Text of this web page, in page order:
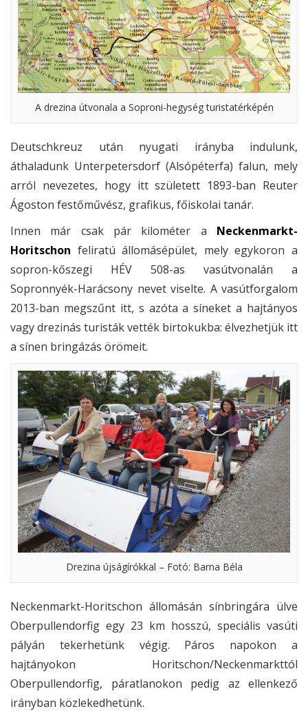
A drezina útvonala a Soproni-hegység turistatérképén
Deutschkreuz után nyugati irányba indulunk,
áthaladunk Unterpetersdorf (Alsópéterfa) falun, mely
arról nevezetes, hogy itt született 1893-ban Reuter
Ágoston festőművész, grafikus, főiskolai tanár.
Innen már csak pár kilométer a Neckenmarkt-
Horitschon feliratú állomásépület, mely egykoron a
sopron-kőszegi HÉV 508-as vasútvonalán a
Sopronnyék-Harácsony nevet viselte. A vasútforgalom
2013-ban megszűnt itt, s azóta a síneket a hajtányos
vagy drezinás turisták vették birtokukba: élvezhetjük itt
a sínen bringázás örömeit.
Drezina újságírókkal – Fotó: Barna Béla
Neckenmarkt-Horitschon állomásán sínbringára ülve
Oberpullendorfig egy 23 km hosszú, speciális vasúti
pályán tekerhetünk végig. Páros napokon a
hajtányokon Horitschon/Neckenmarkttól
Oberpullendorfig, páratlanokon pedig az ellenkező
irányban közlekedhetünk.